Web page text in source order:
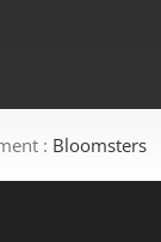
: Bloomsters